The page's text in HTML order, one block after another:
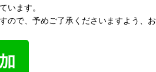
います。
ので、予めご了承くださいますよう、お